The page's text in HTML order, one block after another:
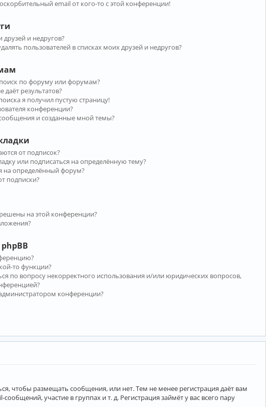
email от кого-то с этой конференции!
друзей и недругов?
пользователей в списках моих друзей и недругов?
по форуму или форумам?
результатов?
я получил пустую страницу!
конференции?
и созданные мной темы?
от подписок?
или подписаться на определённую тему?
на определённый форум?
подписки?
на этой конференции?
то функции?
по вопросу некорректного использования и/или юридических вопросов,
конференции?
чтобы размещать сообщения, или нет. Тем не менее регистрация даёт вам
участие в группах и т. д. Регистрация займёт у вас всего пару